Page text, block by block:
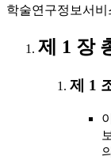
학술연구정보서비
제 1 장
제 1